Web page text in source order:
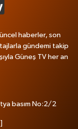
haberler, son
gündemi takip
Güneş TV her an
basım No:2/2